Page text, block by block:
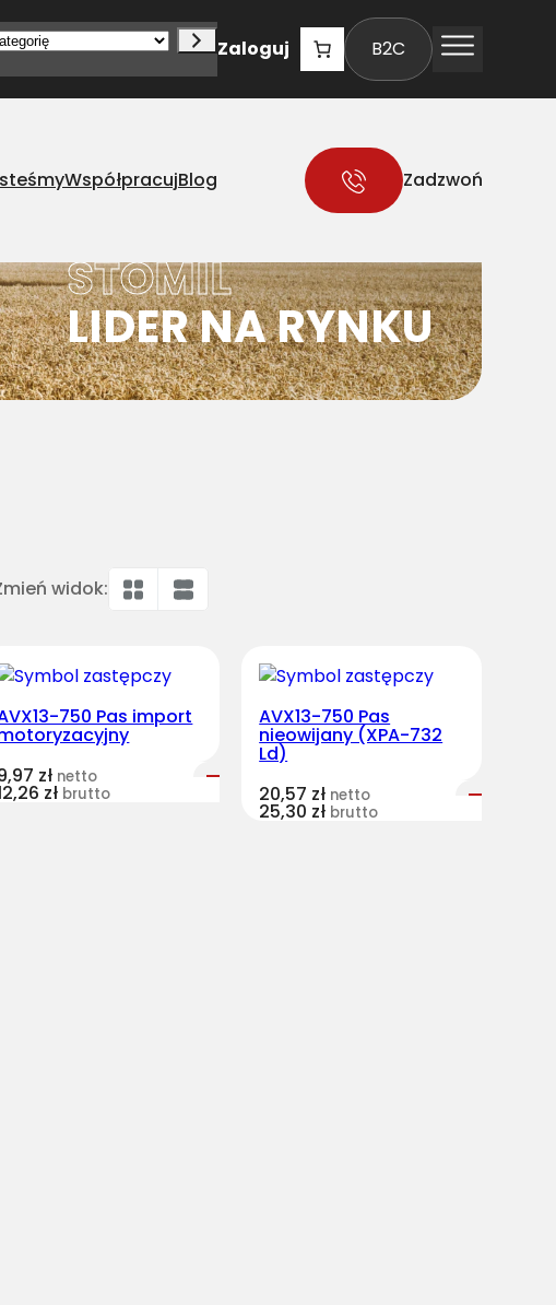
Zaloguj B2C
WspółpracujBlog Zadzwoń
STOMIL
LIDER NA RYNKU
widok:
750 Pas import
zł netto
zł brutto
AVX13-750 Pas
nieowijany (XPA-732
Ld)
20,57 zł netto
25,30 zł brutto